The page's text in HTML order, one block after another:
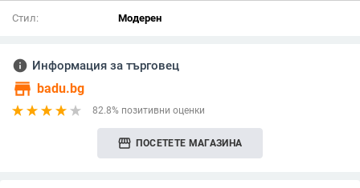
Стил: Модерен
info Информация за търговец
store badu.bg
82.8% позитивни оценки
storefront ПОСЕТЕТЕ МАГАЗИНА